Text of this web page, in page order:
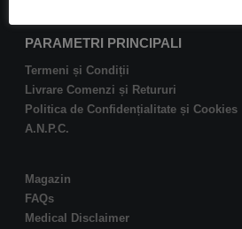
PARAMETRI PRINCIPALI
Termeni și Condiții
Livrare Comenzi și Retururi
Politica de Confidențialitate și Cookies
A.N.P.C.
Magazin
FAQs
Medical Disclaimer